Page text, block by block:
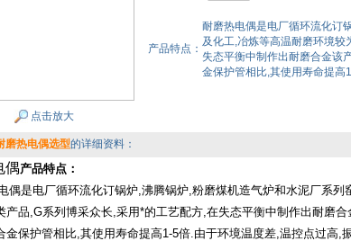
点击放大
产品特点：
耐磨热电偶是电厂循环流化订
及化工,冶炼等高温耐磨环境
失态平衡中制作出耐磨合金该
金保护管相比,其使用寿命提高
磨热电偶选型的详细资料：
偶产品特点：
是电厂循环流化订锅炉,沸腾锅炉,粉磨煤机造气炉和水泥厂系列
产品,G系列博采众长,采用*的工艺配方,在失态平衡中制作出耐磨
金保护管相比,其使用寿命提高1-5倍.由于环境温度差,温控点过高,